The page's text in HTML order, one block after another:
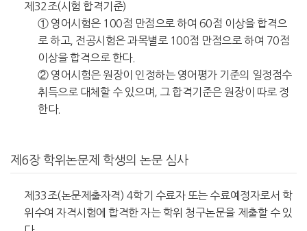
제32조(시험 합격기준)
① 영어시험은 100점 만점으로 하여 60점 이상을 합격으
로 하고, 전공시험은 과목별로 100점 만점으로 하여 70점
이상을 합격으로 한다.
② 영어시험은 원장이 인정하는 영어평가 기준의 일정점수
취득으로 대체할 수 있으며, 그 합격기준은 원장이 따로 정
한다.
제6장 학위논문제 학생의 논문 심사
제33조(논문제출자격) 4학기 수료자 또는 수료예정자로서 학
위수여 자격시험에 합격한 자는 학위 청구논문을 제출할 수 있